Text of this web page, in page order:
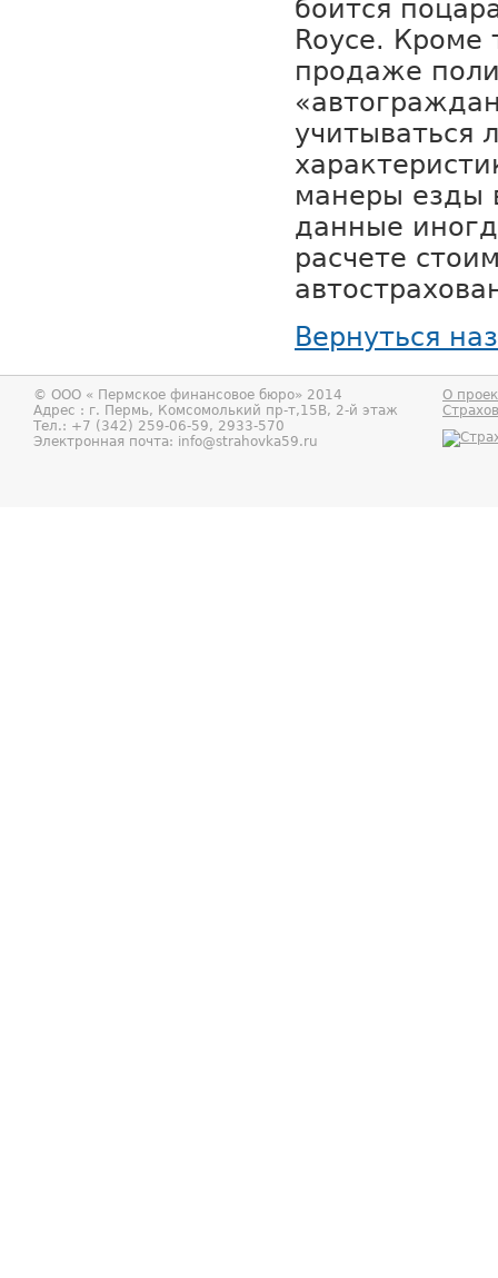
боится
Royce. Кроме
продаже
учитываться
манеры езды
данные
расчете
Вернуться
© ООО « Пермское финансовое бюро» 2014
Адрес : г. Пермь, Комсомолький пр-т,15В, 2-й этаж
Тел.: +7 (342) 259-06-59, 2933-570
Электронная почта: info@strahovka59.ru
О